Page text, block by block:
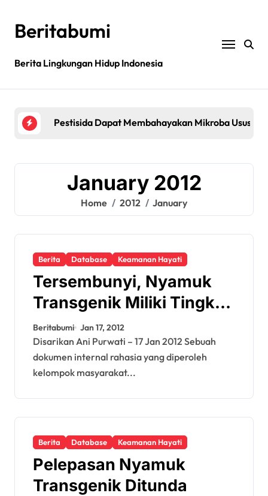
contentBeritabumi
Berita Lingkungan Hidup Indonesia
Pestisida Dapat Membahayakan Mikroba Usus
Bagaimana rantai pasokan global yang tidak
Filipina: MASIPAG Menentang Persetujuan Beras
January 2012
Home 2012 January
Berita Database Keamanan Hayati
Tersembunyi, Nyamuk
Transgenik Miliki Tingkat
Kelangsungan Hidup
Tinggi di Alam Liar
Beritabumi Jan 17, 2012
Disarikan Ani Purwati – 17 Jan 2012 Sebuah
dokumen internal rahasia yang diperoleh
kelompok masyarakat...
Berita Database Keamanan Hayati
Pelepasan Nyamuk
Transgenik Ditunda